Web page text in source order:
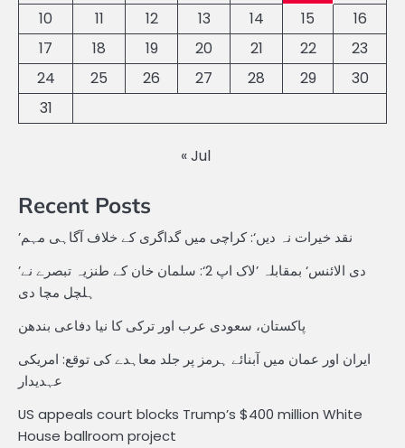
10
11 12 13 14 15
16
17
18 19 20 21 22
23
24
25 26 27 28 29
30
31
« Jul
Recent Posts
’نقد خیرات نہ دیں‘: کراچی میں گداگری کے خلاف آگاہی مہم
’دی الائنس‘ بمقابلہ ’لاک اپ 2‘: سلمان خان کے طنزیہ تبصرے نے
ہلچل مچا دی
پاکستان، سعودی عرب اور ترکی کا نیا دفاعی بندھن
ایران اور عمان میں آبنائے ہرمز پر جلد معاہدے کی توقع: امریکی
عہدیدار
US appeals court blocks Trump’s $400 million White
House ballroom project